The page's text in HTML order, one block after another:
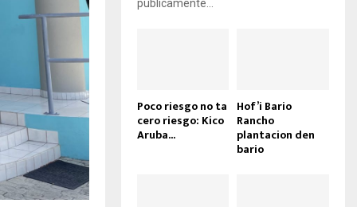
públicamente...
Poco riesgo no ta
cero riesgo: Kico
Aruba...
Hof’i Bario
Rancho
plantacion den
bario